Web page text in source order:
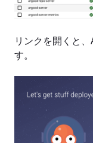
リンクを開くと
す。